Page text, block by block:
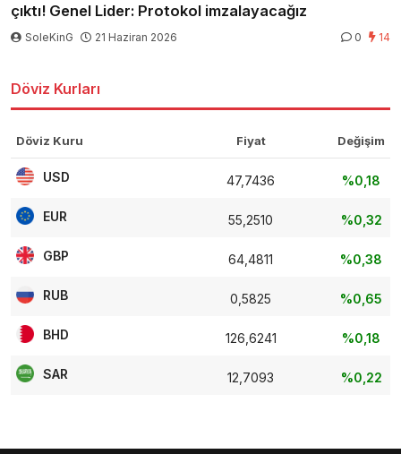
çıktı! Genel Lider: Protokol imzalayacağız
SoleKinG 21 Haziran 2026 0 14
Döviz Kurları
Döviz Kuru Fiyat Değişim
USD 47,7436 %0,18
EUR 55,2510 %0,32
GBP 64,4811 %0,38
RUB 0,5825 %0,65
BHD 126,6241 %0,18
SAR 12,7093 %0,22